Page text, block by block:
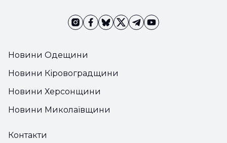
Новини Одещини
Новини Кіровоградщини
Новини Херсонщини
Новини Миколаївщини
Контакти